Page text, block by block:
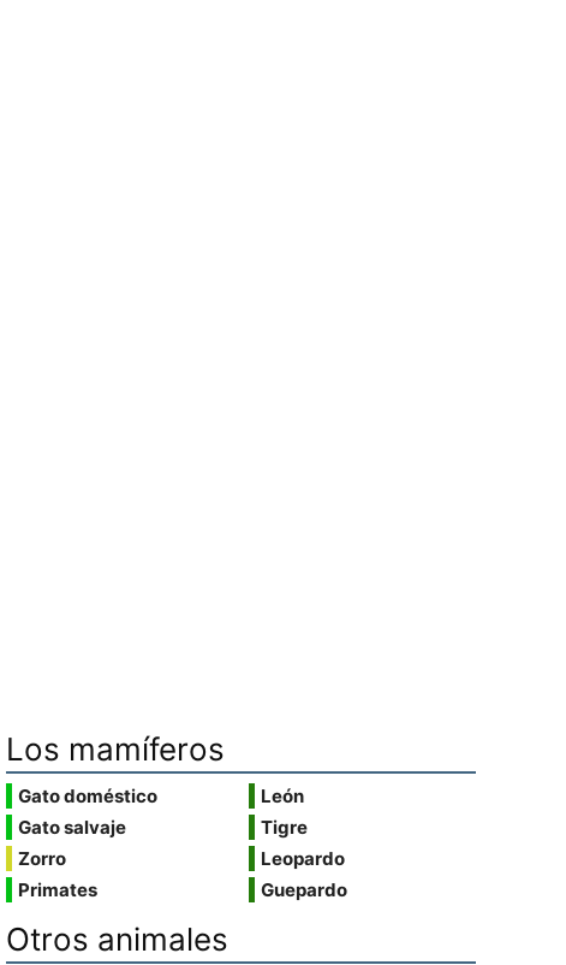
Los mamíferos
Gato doméstico
Gato salvaje
Zorro
Primates
León
Tigre
Leopardo
Guepardo
Otros animales